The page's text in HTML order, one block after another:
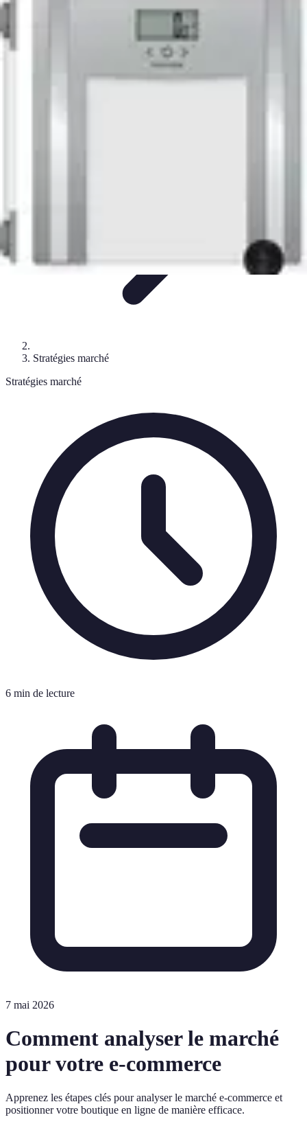
Fidélisation et expérience client
Service Client
marketing
Plateformes e-commerceStratégies e-commerce
Stratégies marché
Stratégies marché
6 min de lecture
7 mai 2026
Comment analyser le marché
pour votre e-commerce
Apprenez les étapes clés pour analyser le marché e-commerce et
positionner votre boutique en ligne de manière efficace.